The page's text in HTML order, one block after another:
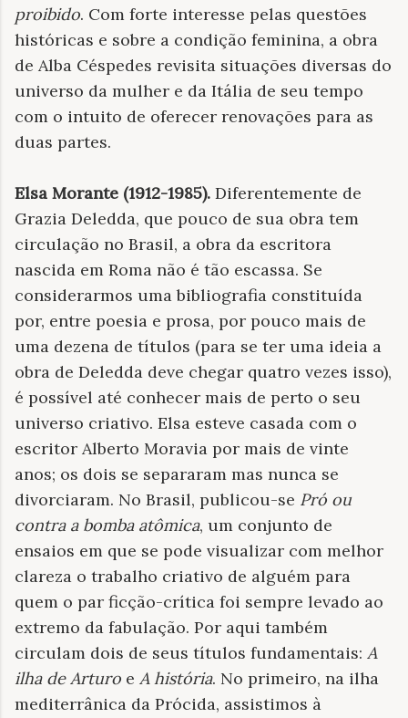
proibido. Com forte interesse pelas questões
históricas e sobre a condição feminina, a obra
de Alba Céspedes revisita situações diversas do
universo da mulher e da Itália de seu tempo
com o intuito de oferecer renovações para as
duas partes.
Elsa Morante (1912-1985). Diferentemente de
Grazia Deledda, que pouco de sua obra tem
circulação no Brasil, a obra da escritora
nascida em Roma não é tão escassa. Se
considerarmos uma bibliografia constituída
por, entre poesia e prosa, por pouco mais de
uma dezena de títulos (para se ter uma ideia a
obra de Deledda deve chegar quatro vezes isso),
é possível até conhecer mais de perto o seu
universo criativo. Elsa esteve casada com o
escritor Alberto Moravia por mais de vinte
anos; os dois se separaram mas nunca se
divorciaram. No Brasil, publicou-se Pró ou
contra a bomba atômica, um conjunto de
ensaios em que se pode visualizar com melhor
clareza o trabalho criativo de alguém para
quem o par ficção-crítica foi sempre levado ao
extremo da fabulação. Por aqui também
circulam dois de seus títulos fundamentais: A
ilha de Arturo e A história. No primeiro, na ilha
mediterrânica da Prócida, assistimos à